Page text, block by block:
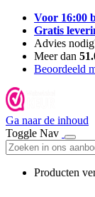
Voor 16:00
Gratis
Advies
Meer dan
Beoordeeld
Ga naar de inhoud
Toggle Nav
Producten